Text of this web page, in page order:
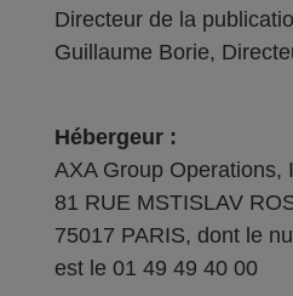
Directeur de la
Guillaume Borie,
Hébergeur :
AXA Group Operations,
81 RUE MSTISLAV
75017 PARIS, dont le
est le 01 49 49 40 00